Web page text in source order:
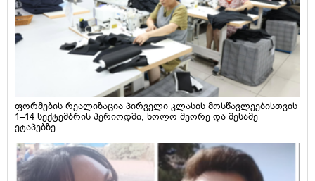
ფორმების რეალიზაცია პირველი კლასის მოსწავლეებისთვის
1–14 სექტემბრის პერიოდში, ხოლო მეორე და მესამე
ეტაპებზე...